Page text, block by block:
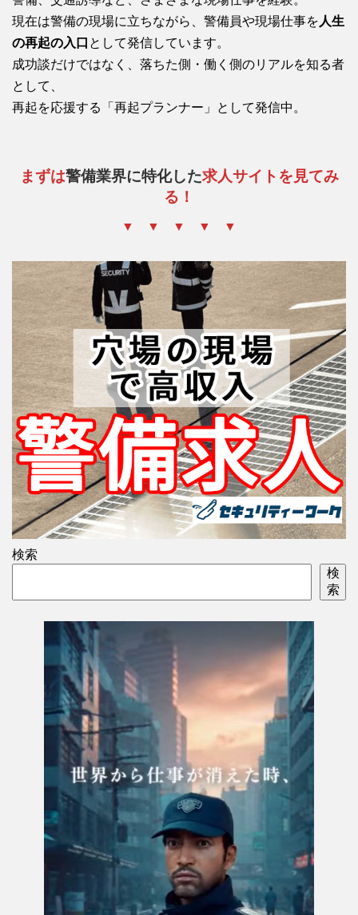
現在は警備の現場に立ちながら、警備員や現場仕事を 人生
の再起の入口 として発信しています。
成功談だけではなく、落ちた側・働く側のリアルを知る者
として、
再起を応援する「再起プランナー」として発信中。
まずは警備業界に特化した求人サイトを見てみ
る！
▼ ▼ ▼ ▼ ▼
検索
検
索